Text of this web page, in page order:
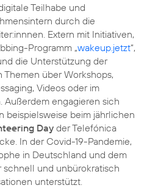
Teilhabe und
durch die
Extern mit Initiativen,
Programm „wakeup.jetzt“,
die Unterstützung der
Themen über Workshops,
Videos oder im
Außerdem engagieren sich
beispielsweise beim jährlichen
Day der Telefónica
In der Covid-19-Pandemie,
in Deutschland und dem
schnell und unbürokratisch
unterstützt.